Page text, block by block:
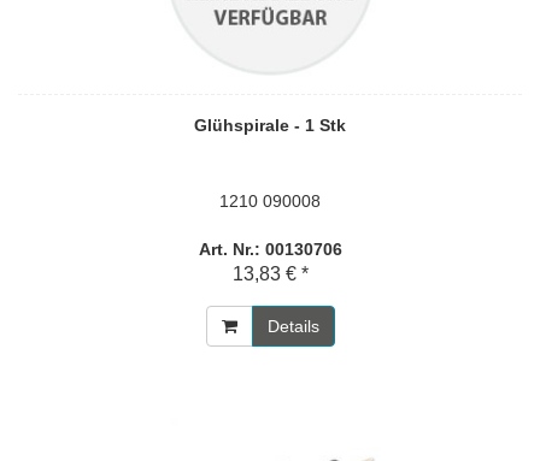
Glühspirale - 1 Stk
1210 090008
Art. Nr.: 00130706
13,83 € *
Details